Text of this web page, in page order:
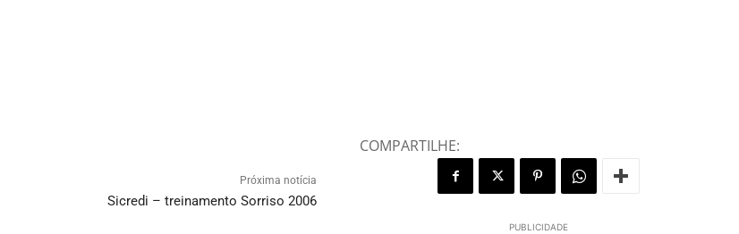
Próxima notícia
Sicredi – treinamento Sorriso 2006
COMPARTILHE:
PUBLICIDADE